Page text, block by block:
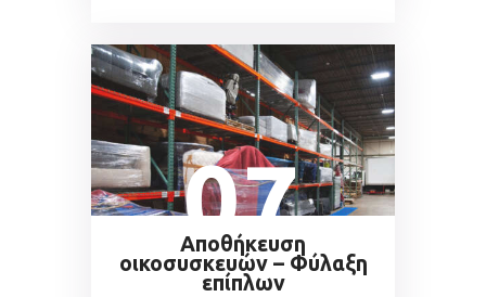
07
Αποθήκευση
οικοσυσκευών – Φύλαξη
επίπλων